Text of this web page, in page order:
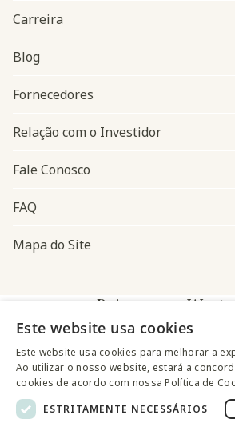
Navegação do rodapé
Carreira
Blog
Fornecedores
Relação com o Investidor
Fale Conosco
FAQ
Mapa do Site
Baixe o app
Este website usa cookies
Este website usa cookies para melhorar a
Ao utilizar o nosso website, estará a
cookies de acordo com nossa Política de
ESTRITAMENTE NECESSÁRIOS